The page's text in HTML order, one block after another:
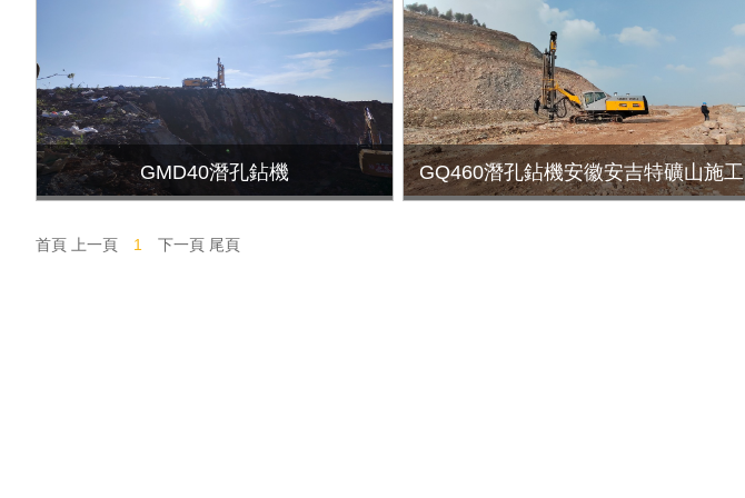
GMD40潛孔鉆機 GQ460潛孔鉆機安徽安吉特礦山施工
首頁 上一頁 1 下一頁 尾頁